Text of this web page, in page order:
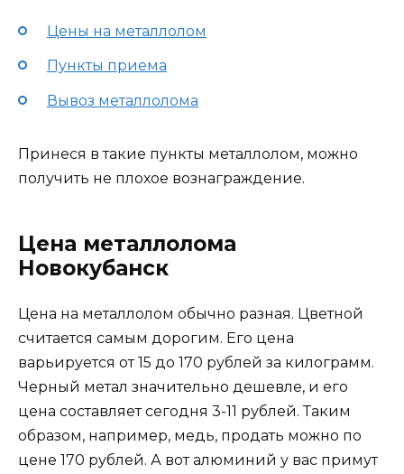
Цены на металлолом
Пункты приема
Вывоз металлолома
Принеся в такие пункты металлолом, можно
получить не плохое вознаграждение.
Цена металлолома
Новокубанск
Цена на металлолом обычно разная. Цветной
считается самым дорогим. Его цена
варьируется от 15 до 170 рублей за килограмм.
Черный метал значительно дешевле, и его
цена составляет сегодня 3-11 рублей. Таким
образом, например, медь, продать можно по
цене 170 рублей. А вот алюминий у вас примут